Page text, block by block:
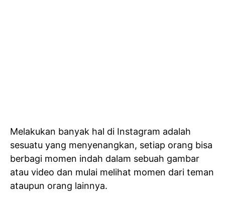
Melakukan banyak hal di Instagram adalah
sesuatu yang menyenangkan, setiap orang bisa
berbagi momen indah dalam sebuah gambar
atau video dan mulai melihat momen dari teman
ataupun orang lainnya.